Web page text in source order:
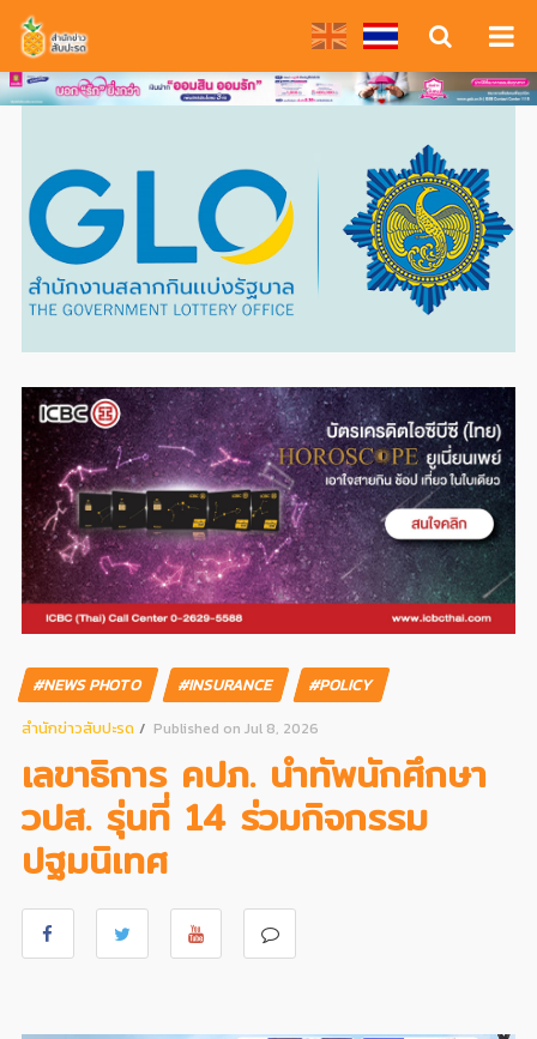
#NEWS PHOTO #INSURANCE
#POLICY
สํานักข่าวสับปะรด
Published on Jul 8, 2026
เลขาธิการ คปภ. นำทัพนักศึกษา
วปส. รุ่นที่ 14 ร่วมกิจกรรม
ปฐมนิเทศ